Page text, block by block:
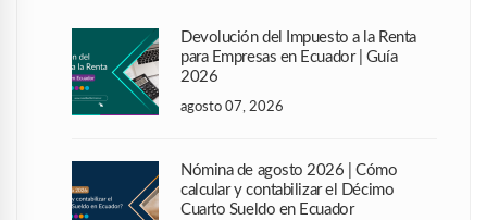
Devolución del Impuesto a la Renta
para Empresas en Ecuador | Guía
2026
agosto 07, 2026
Nómina de agosto 2026 | Cómo
calcular y contabilizar el Décimo
Cuarto Sueldo en Ecuador